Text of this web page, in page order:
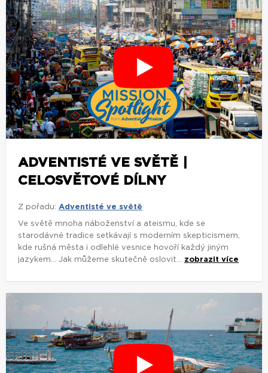
ADVENTISTÉ VE SVĚTĚ |
CELOSVĚTOVÉ DÍLNY
Z pořadu: Adventisté ve světě
Ve světě mnoha náboženství a ateismu, kde se
starodávné tradice setkávají s moderním skepticismem,
kde rušná města i odlehlé vesnice hovoří každý jiným
jazykem... Jak můžeme skutečně oslovit... zobrazit více